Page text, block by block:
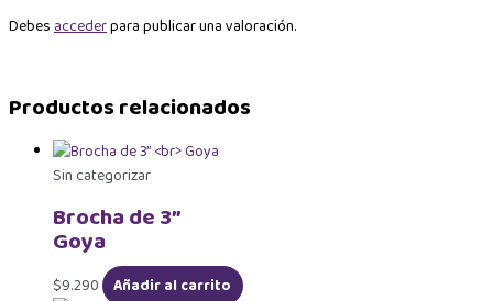
Debesaccederpara publicar una valoración.
Productos relacionados
Sin categorizar
Brocha de 3”
Goya
$9.290 Añadir al carrito